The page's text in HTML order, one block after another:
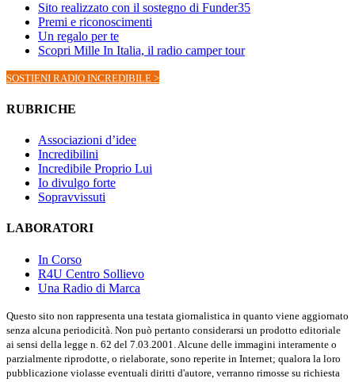
Sito realizzato con il sostegno di Funder35
Premi e riconoscimenti
Un regalo per te
Scopri Mille In Italia, il radio camper tour
SOSTIENI RADIO INCREDIBILE >
RUBRICHE
Associazioni d’idee
Incredibilini
Incredibile Proprio Lui
Io divulgo forte
Sopravvissuti
LABORATORI
In Corso
R4U Centro Sollievo
Una Radio di Marca
Questo sito non rappresenta una testata giornalistica in quanto viene aggiornato
senza alcuna periodicità. Non può pertanto considerarsi un prodotto editoriale
ai sensi della legge n. 62 del 7.03.2001. Alcune delle immagini interamente o
parzialmente riprodotte, o rielaborate, sono reperite in Internet; qualora la loro
pubblicazione violasse eventuali diritti d'autore, verranno rimosse su richiesta